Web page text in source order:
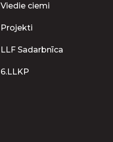
Viedie ciemi
Projekti
LLF Sadarbnīca
6.LLKP